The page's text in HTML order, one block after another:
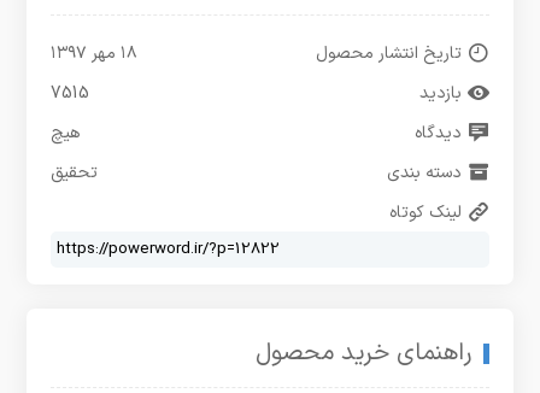
تاریخ انتشار محصول
۱۸ مهر ۱۳۹۷
بازدید
7515
دیدگاه
هیچ
دسته بندی
تحقیق
لینک کوتاه
راهنمای خرید محصول